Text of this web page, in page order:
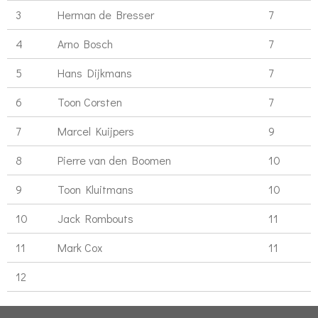
3
Herman de Bresser
7
4
Arno Bosch
7
5
Hans Dijkmans
7
6
Toon Corsten
7
7
Marcel Kuijpers
9
8
Pierre van den Boomen
10
9
Toon Kluitmans
10
10
Jack Rombouts
11
11
Mark Cox
11
12